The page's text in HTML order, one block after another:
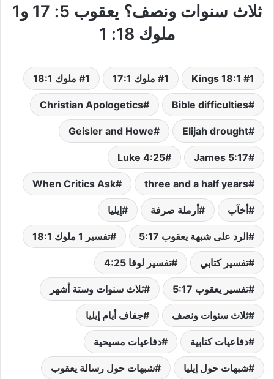
ثلاث سنوات ونصف؟ يعقوب 5: 17 و1
ملوك 18: 1
1 Kings 18:1 1 ملوك 17:1 1 ملوك 18:1
Bible difficulties
Christian Apologetics
Elijah drought
Geisler and Howe
James 5:17
Luke 4:25
three and a half years
When Critics Ask
أخآب أرملة صرفة إيليا
الرد على شبهة يعقوب 5:17 تفسير 1 ملوك 18:1
تفسير كتابي تفسير لوقا 4:25
تفسير يعقوب 5:17 ثلاث سنوات وستة أشهر
ثلاث سنوات ونصف جفاف أيام إيليا
دفاعيات كتابية دفاعيات مسيحية
شبهات حول إيليا شبهات حول رسالة يعقوب